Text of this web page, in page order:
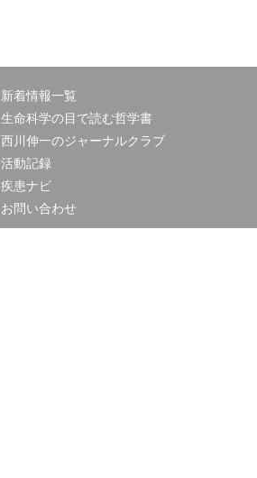
新着情報一覧
生命科学の目で読む哲学書
西川伸一のジャーナルクラブ
活動記録
疾患ナビ
お問い合わせ